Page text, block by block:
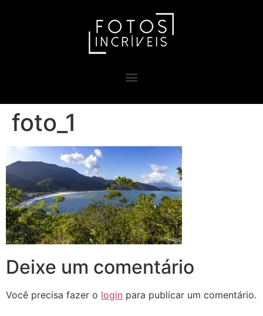
foto_1
Deixe um comentário
Você precisa fazer o login para publicar um comentário.